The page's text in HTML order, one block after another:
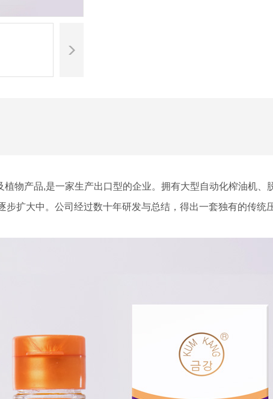
产品,是一家生产出口型的企业。拥有大型自动化榨油机、
扩大中。公司经过数十年研发与总结，得出一套独有的传